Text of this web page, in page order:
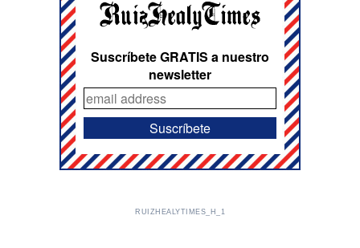
Suscríbete GRATIS a nuestro
newsletter
RUIZHEALYTIMES_H_1